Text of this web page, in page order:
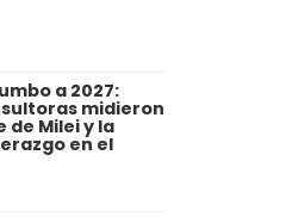
a 2027:
midieron
de Milei y la
en el